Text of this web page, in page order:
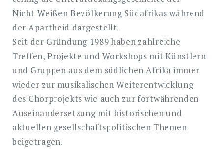
Search
for:
Nicht-Weißen Bevölkerung Südafrikas während
der Apartheid dargestellt.
Seit der Gründung 1989 haben zahlreiche
Treffen, Projekte und Workshops mit Künstlern
und Gruppen aus dem südlichen Afrika immer
wieder zur musikalischen Weiterentwicklung
des Chorprojekts wie auch zur fortwährenden
Auseinandersetzung mit historischen und
aktuellen gesellschaftspolitischen Themen
beigetragen.